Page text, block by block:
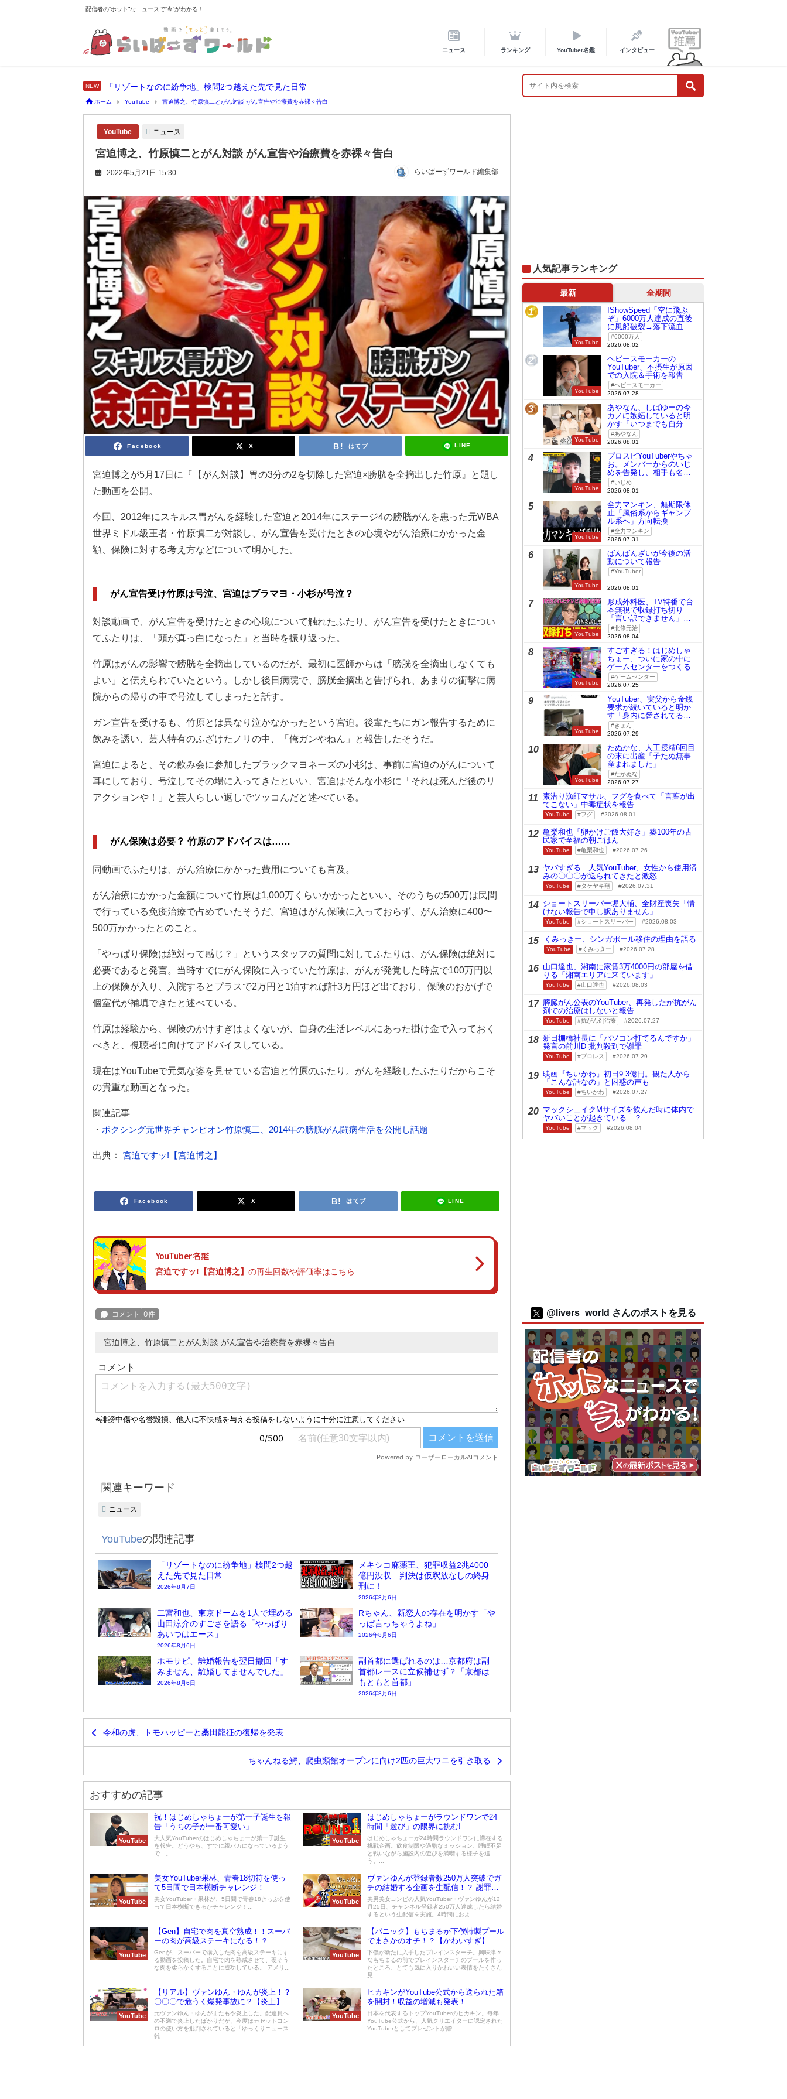
配信者の“ホット”なニュースで“今”がわかる！
ニュース ランキング YouTuber名鑑 インタビュー
「リゾートなのに紛争地」検問2つ越えた先で見た日常
ホーム YouTube 宮迫博之、竹原慎二とがん対談 がん宣告や治療費を赤裸々告白
YouTube ニュース
宮迫博之、竹原慎二とがん対談 がん宣告や治療費を赤裸々告白
2022年5月21日 15:30 らいばーずワールド編集部
Facebook X はてブ LINE
宮迫博之が5月17日に『【がん対談】胃の3分の2を切除した宮迫×膀胱を全摘出した竹原』と題し
た動画を公開。
今回、2012年にスキルス胃がんを経験した宮迫と2014年にステージ4の膀胱がんを患った元WBA
世界ミドル級王者・竹原慎二が対談し、がん宣告を受けたときの心境やがん治療にかかった金
額、保険に対する考え方などについて明かした。
がん宣告受け竹原は号泣、宮迫はブラマヨ・小杉が号泣？
対談動画で、がん宣告を受けたときの心境について触れたふたり。がん宣告を受けたときについ
てふたりは、「頭が真っ白になった」と当時を振り返った。
竹原はがんの影響で膀胱を全摘出しているのだが、最初に医師からは「膀胱を全摘出しなくても
よい」と伝えられていたという。しかし後日病院で、膀胱全摘出と告げられ、あまりの衝撃に病
院からの帰りの車で号泣してしまったと話す。
ガン宣告を受けるも、竹原とは異なり泣かなかったという宮迫。後輩たちにガン報告するために
飲みを誘い、芸人特有のふざけたノリの中、「俺ガンやねん」と報告したそうだ。
宮迫によると、その飲み会に参加したブラックマヨネーズの小杉は、事前に宮迫のがんについて
耳にしており、号泣してその場に入ってきたといい、宮迫はそんな小杉に「それは死んだ後のリ
アクションや！」と芸人らしい返しでツッコんだと述べている。
がん保険は必要？ 竹原のアドバイスは……
同動画でふたりは、がん治療にかかった費用についても言及。
がん治療にかかった金額について竹原は1,000万くらいかかったといい、そのうちの500万は民間
で行っている免疫治療で占めていたそうだ。宮迫はがん保険に入っておらず、がん治療に400〜
500万かかったとのこと。
「やっぱり保険は絶対って感じ？」というスタッフの質問に対してふたりは、がん保険は絶対に
必要であると発言。当時すでにがん保険に入っていた竹原は、がんが発覚した時点で100万円以
上の保険が入り、入院するとプラスで2万円と1泊すれば計3万円ほど出ており、保険のおかげで
個室代が補填できたと述べている。
竹原は経験から、保険のかけすぎはよくないが、自身の生活レベルにあった掛け金で入っておく
べきと、視聴者に向けてアドバイスしている。
現在はYouTubeで元気な姿を見せている宮迫と竹原のふたり。がんを経験したふたりだからこそ
の貴重な動画となった。
関連記事
・ ボクシング元世界チャンピオン竹原慎二、2014年の膀胱がん闘病生活を公開し話題
出典： 宮迫ですッ!【宮迫博之】
Facebook X はてブ LINE
YouTuber名鑑
宮迫ですッ!【宮迫博之】 の再生回数や評価率はこちら
宮迫博之、竹原慎二とがん対談 がん宣告や治療費を赤裸々告白
関連キーワード
ニュース
YouTubeの関連記事
「リゾートなのに紛争地」検問2つ越
えた先で見た日常
2026年8月7日
メキシコ麻薬王、犯罪収益2兆4000
億円没収 判決は仮釈放なしの終身
刑に！
2026年8月6日
二宮和也、東京ドームを1人で埋める
山田涼介のすごさを語る「やっぱり
あいつはエース」
2026年8月6日
Rちゃん、新恋人の存在を明かす「や
っぱ言っちゃうよね」
2026年8月6日
ホモサピ、離婚報告を翌日撤回「す
みません、離婚してませんでした」
2026年8月6日
副首都に選ばれるのは…京都府は副
首都レースに立候補せず？「京都は
もともと首都」
2026年8月6日
令和の虎、トモハッピーと桑田龍征の復帰を発表
ちゃんねる鰐、爬虫類館オープンに向け2匹の巨大ワニを引き取る
おすすめの記事
YouTube
祝！はじめしゃちょーが第一子誕生を報
告「うちの子が一番可愛い」
大人気YouTuberのはじめしゃちょーが第一子誕生
を報告。どうやら、すでに親バカになっているよう
で…。...
YouTube
はじめしゃちょーがラウンドワンで24
時間「遊び」の限界に挑む!
はじめしゃちょーが24時間ラウンドワンに滞在する
挑戦企画。飲食制限や過酷なミッション、睡眠不足
と戦いながら施設内の遊びを満喫する様子を追
う。...
YouTube
美女YouTuber果林、青春18切符を使っ
て5日間で日本横断チャレンジ！
美女YouTuber・果林が、5日間で青春18きっぷを使
って日本横断できるかチャレンジ！...
YouTube
ヴァンゆんが登録者数250万人突破でガ
チの結婚する企画を生配信！？ 謝罪動
画でゆんに告白
美男美女コンビの人気YouTuber・ヴァンゆんが12
月25日、チャンネル登録者250万人達成したら結婚
するという生配信を実施。4時間におよ...
YouTube
【Gen】自宅で肉を真空熟成！！スーパ
ーの肉が高級ステーキになる！？
Genが、スーパーで購入した肉を高級ステーキにす
る動画を投稿した。自宅で肉を熟成させて、硬そう
な肉を柔らかくすることに成功している。 アメリ...
YouTube
【パニック】もちまるが下僕特製プール
でまさかのオチ！？【かわいすぎ】
下僕が新たに入手したブレインスターチ。興味津々
なもちまるの前でブレインスターチのプールを作っ
たところ、とても気に入りかわいい表情をたくさん
見...
YouTube
【リアル】ヴァンゆん・ゆんが炎上！？
〇〇〇で危うく爆発事故に？【炎上】
元ヴァンゆん・ゆんがまたもや炎上した。配達員へ
の不満で炎上したばかりだが、今度はカセットコン
ロの使い方を批判されていると「ゆっくりニュース
雑...
YouTube
ヒカキンがYouTube公式から送られた箱
を開封！収益の増減も発表！
日本を代表するトップYouTuberのヒカキン。毎年
YouTube公式から、人気クリエイターに認定された
YouTuberとしてプレゼントが贈...
人気記事ランキング
最新 全期間
1
YouTube
IShowSpeed「空に飛ぶ
ぞ」6000万人達成の直後
に風船破裂→落下流血
6000万人
2026.08.02
2
YouTube
ヘビースモーカーの
YouTuber、不摂生が原因
での入院＆手術を報告
ヘビースモーカー
2026.07.28
3
YouTube
あやなん、しばゆーの今
カノに嫉妬していると明
かす「いつまでも自分の
ものみたいに…」
あやなん
2026.08.01
4
YouTube
プロスピYouTuberやちゃ
お。メンバーからのいじ
めを告発し、相手も名指
しで批判
いじめ
2026.08.01
5
YouTube
全力マンキン、無期限休
止「風俗系からギャンブ
ル系へ」方向転換
全力マンキン
2026.07.31
6
YouTube
ばんばんざいが今後の活
動について報告
YouTuber
2026.08.01
7
YouTube
形成外科医、TV特番で台
本無視で収録打ち切り
「言い訳できません」と
謝罪北條元治
2026.08.04
8
YouTube
すごすぎる！はじめしゃ
ちょー、ついに家の中に
ゲームセンターをつくる
ゲームセンター
2026.07.25
9
YouTube
YouTuber、実父から金銭
要求が続いていると明か
す「身内に脅されてる
の」きょん
2026.07.29
10
YouTube
たぬかな、人工授精6回目
の末に出産「子たぬ無事
産まれました」
たかぬな
2026.07.27
11
素潜り漁師マサル、フグを食べて「言葉が出
てこない」中毒症状を報告
YouTube フグ 2026.08.01
12 亀梨和也「卵かけご飯大好き」築100年の古
民家で至福の朝ごはん
YouTube 亀梨和也 2026.07.26
13 ヤバすぎる…人気YouTuber、女性から使用済
みの〇〇〇が送られてきたと激怒
YouTube タケヤキ翔 2026.07.31
14 ショートスリーパー堀大輔、全財産喪失「情
けない報告で申し訳ありません」
YouTube ショートスリーパー 2026.08.03
15 くみっきー、シンガポール移住の理由を語る
YouTube くみっきー 2026.07.28
16 山口達也、湘南に家賃3万4000円の部屋を借
りる「湘南エリアに来ています」
YouTube 山口達也 2026.08.03
17 膵臓がん公表のYouTuber、再発したが抗がん
剤での治療はしないと報告
YouTube 抗がん剤治療 2026.07.27
18 新日棚橋社長に「パソコン打てるんですか」
発言の前川D 批判殺到で謝罪
YouTube プロレス 2026.07.29
19 映画『ちいかわ』初日9.3億円。観た人から
「こんな話なの」と困惑の声も
YouTube ちいかわ 2026.07.27
20 マックシェイクMサイズを飲んだ時に体内で
ヤバいことが起きている…？
YouTube マック 2026.08.04
@livers_world さんのポストを見る